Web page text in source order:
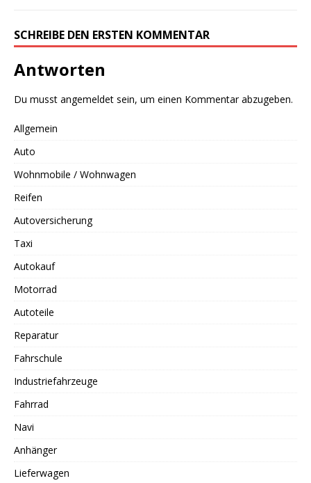
SCHREIBE DEN ERSTEN KOMMENTAR
Antworten
Du musst angemeldet sein, um einen Kommentar abzugeben.
Allgemein
Auto
Wohnmobile / Wohnwagen
Reifen
Autoversicherung
Taxi
Autokauf
Motorrad
Autoteile
Reparatur
Fahrschule
Industriefahrzeuge
Fahrrad
Navi
Anhänger
Lieferwagen